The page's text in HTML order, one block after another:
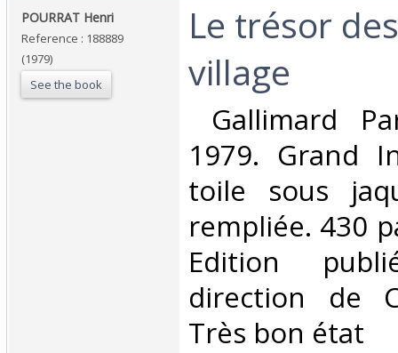
‎POURRAT Henri ‎
Reference : 188889
(1979)
See the book
‎Le trésor
village‎
Gallimard
1979. Grand
toile sous
rempliée. 430
Edition
direction de
Très bon état‎